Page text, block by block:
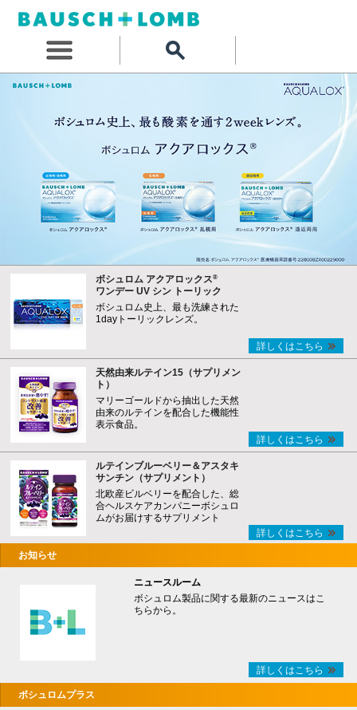
ボシュロム アクアロックス®
ワンデー UV シン トーリック
ボシュロム史上、最も洗練された
1dayトーリックレンズ。
詳しくはこちら
天然由来ルテイン15（サプリメン
ト）
マリーゴールドから抽出した天然
由来のルテインを配合した機能性
表示食品。
詳しくはこちら
ルテインブルーベリー＆アスタキ
サンチン（サプリメント）
北欧産ビルベリーを配合した、総
合ヘルスケアカンパニーボシュロ
ムがお届けするサプリメント
詳しくはこちら
お知らせ
ニュースルーム
ボシュロム製品に関する最新のニュースはこ
ちらから。
詳しくはこちら
ボシュロムプラス